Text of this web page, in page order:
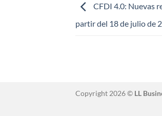
CFDI 4.0: Nuevas
partir del 18 de julio de
Copyright 2026 © LL